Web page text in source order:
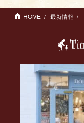
HOME 最新情報